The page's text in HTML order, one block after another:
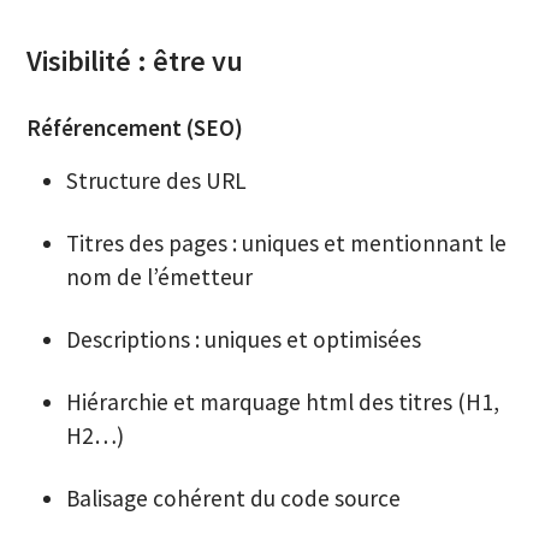
Visibilité : être vu
Référencement (SEO)
Structure des URL
Titres des pages : uniques et mentionnant le
nom de l’émetteur
Descriptions : uniques et optimisées
Hiérarchie et marquage html des titres (H1,
H2…)
Balisage cohérent du code source